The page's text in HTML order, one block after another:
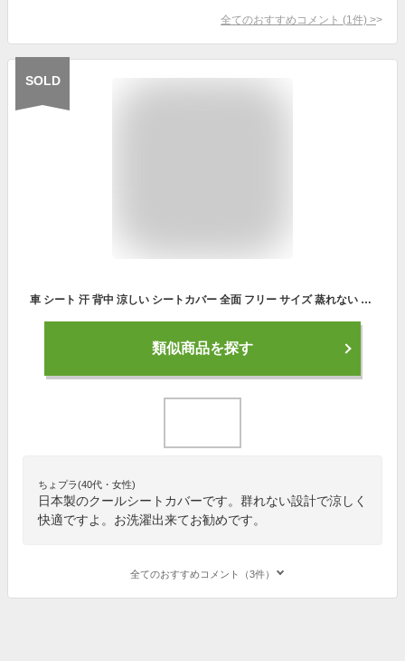
全てのおすすめコメント (1 件) >
SOLD
車 シート 汗 背中 涼しい シートカバー 全面 フリー サイズ 蒸れない 汗 対策 スポーツ 運動 ジョギング シミ 仕事 後 臭い アウトドア 作業 腰痛 クール 車 運転 カバー メッシュ すっきり 冷え 防止 洗える お尻 カー 白 おしゃれ
類似商品を探す
ちょプラ(40代・女性)
日本製のクールシートカバーです。群れない設計で涼しく
快適ですよ。お洗濯出来てお勧めです。
全てのおすすめコメント（3件）